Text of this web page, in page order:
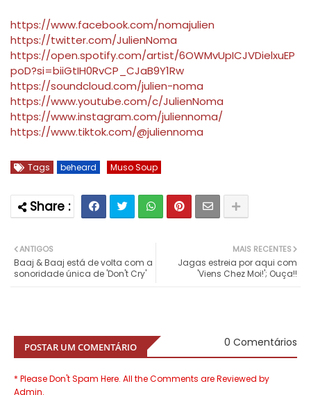
https://www.facebook.com/nomajulien
https://twitter.com/JulienNoma
https://open.spotify.com/artist/6OWMvUpICJVDielxuEP
poD?si=biiGtIH0RvCP_CJaB9Y1Rw
https://soundcloud.com/julien-noma
https://www.youtube.com/c/JulienNoma
https://www.instagram.com/juliennoma/
https://www.tiktok.com/@juliennoma
Tags beheard Muso Soup
MAIS RECENTES
Jagas estreia por aqui com
'Viens Chez Moi!'; Ouça!!
ANTIGOS
Baaj & Baaj está de volta com a
sonoridade única de 'Don't Cry'
POSTAR UM COMENTÁRIO 0 Comentários
* Please Don't Spam Here. All the Comments are Reviewed by
Admin.